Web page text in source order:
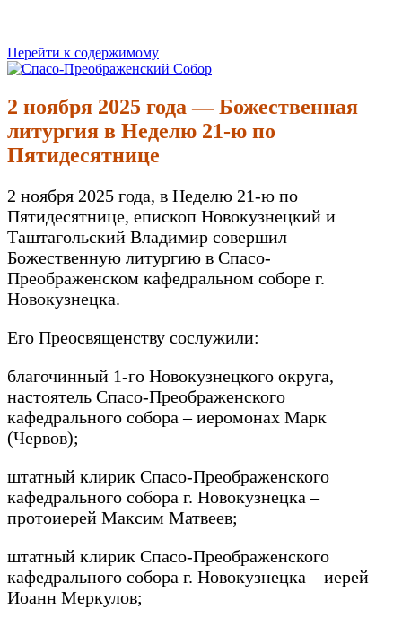
Перейти к содержимому
Спасо-Преображенский Собор
Спасо-Преображенский кафедральный Собор Новокузнецк
2 ноября 2025 года — Божественная
литургия в Неделю 21-ю по
Пятидесятнице
2 ноября 2025 года, в Неделю 21-ю по
Пятидесятнице, епископ Новокузнецкий и
Таштагольский Владимир совершил
Божественную литургию в Спасо-
Преображенском кафедральном соборе г.
Новокузнецка.
Его Преосвященству сослужили:
благочинный 1-го Новокузнецкого округа,
настоятель Спасо-Преображенского
кафедрального собора – иеромонах Марк
(Червов);
штатный клирик Спасо-Преображенского
кафедрального собора г. Новокузнецка –
протоиерей Максим Матвеев;
штатный клирик Спасо-Преображенского
кафедрального собора г. Новокузнецка – иерей
Иоанн Меркулов;